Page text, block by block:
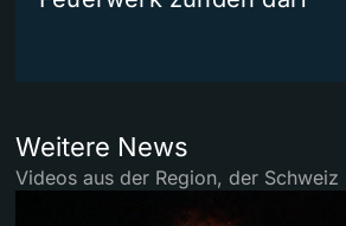
Weitere News
Videos aus der Region, der Schweiz